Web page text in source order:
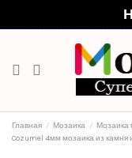
Главная Мозаика Мозаика
Cozumel 4мм мозаика из камня